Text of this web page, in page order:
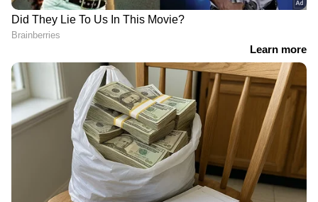
അവര്‍ രക്ഷിതാക്കള്‍ക്ക് അടുത്തെത്തി ഇത്തരം
കാര്യങ്ങള്‍ ബാത്റൂമില്‍ വെച്ചാണ്
RECOMMENDED STORIES